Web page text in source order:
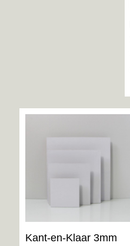
Kant-en-Klaar 3mm